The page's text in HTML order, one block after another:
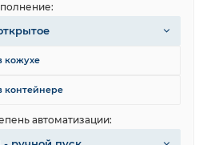
кожухе
контейнере
автоматизации: